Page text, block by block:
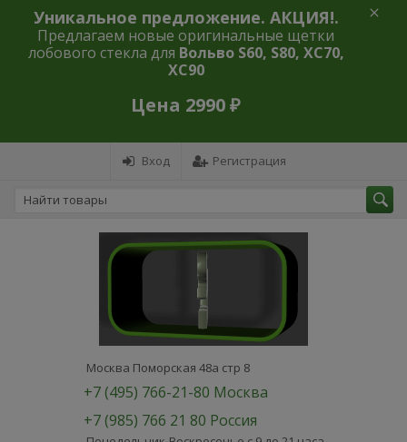
Уникальное предложение. АКЦИЯ!.
Предлагаем новые оригинальные щетки
лобового стекла для Вольво S60, S80, XC70,
XC90
Цена 2990 ₽
Вход Регистрация
Москва Поморская 48а стр 8
+7 (495) 766-21-80 Москва
+7 (985) 766 21 80 Россия